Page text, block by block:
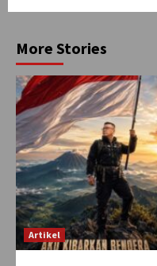
More Stories
Artikel